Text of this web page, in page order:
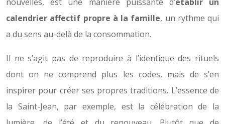
calendrier affectif propre à la famille, un rythme qui
a du sens au-delà de la consommation.
Il ne s’agit pas de reproduire à l’identique des rituels
dont on ne comprend plus les codes, mais de s’en
inspirer pour créer ses propres traditions. L’essence de
la Saint-Jean, par exemple, est la célébration de la